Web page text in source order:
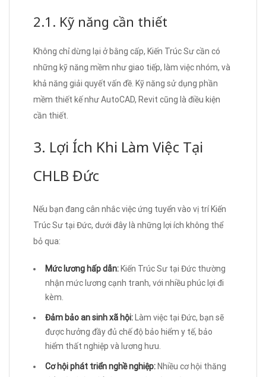
2.1. Kỹ năng cần thiết
Không chỉ dừng lại ở bằng cấp, Kiến Trúc Sư cần có
những kỹ năng mềm như giao tiếp, làm việc nhóm, và
khả năng giải quyết vấn đề. Kỹ năng sử dụng phần
mềm thiết kế như AutoCAD, Revit cũng là điều kiện
cần thiết.
3. Lợi Ích Khi Làm Việc Tại
CHLB Đức
Nếu bạn đang cân nhắc việc ứng tuyển vào vị trí Kiến
Trúc Sư tại Đức, dưới đây là những lợi ích không thể
bỏ qua:
Mức lương hấp dẫn: Kiến Trúc Sư tại Đức thường
nhận mức lương cạnh tranh, với nhiều phúc lợi đi
kèm.
Đảm bảo an sinh xã hội: Làm việc tại Đức, bạn sẽ
được hưởng đầy đủ chế độ bảo hiểm y tế, bảo
hiểm thất nghiệp và lương hưu.
Cơ hội phát triển nghề nghiệp: Nhiều cơ hội thăng